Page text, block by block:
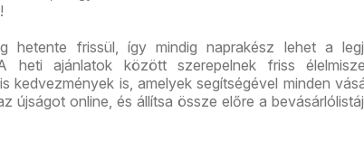
hetente frissül, így mindig naprakész lehet a
heti ajánlatok között szerepelnek friss
kedvezmények is, amelyek segítségével minden
újságot online, és állítsa össze előre a